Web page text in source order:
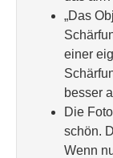
„Das
einer
besser
Die
schön.
Wenn